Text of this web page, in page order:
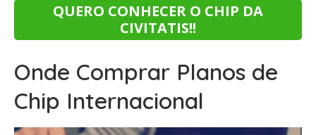
QUERO CONHECER O CHIP DA
CIVITATIS!!
Onde Comprar Planos de
Chip Internacional